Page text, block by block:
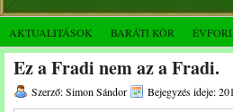
AKTUALITÁSOK BARÁTI KÖR
Ez a Fradi nem az a Fradi.
Szerző: Simon Sándor Bejegyzés ideje: